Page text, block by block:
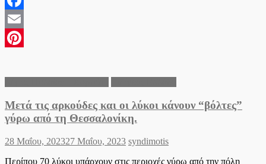
Facebook
Email
Μετά τις αρκούδες και οι λύκοι κάνουν “βόλτες”
γύρω από τη Θεσσαλονίκη.
Posted
28 Μαΐου, 202327 Μαΐου, 2023 Author
syndimotis
Περίπου 70 λύκοι υπάρχουν στις περιοχές γύρω από την πόλη